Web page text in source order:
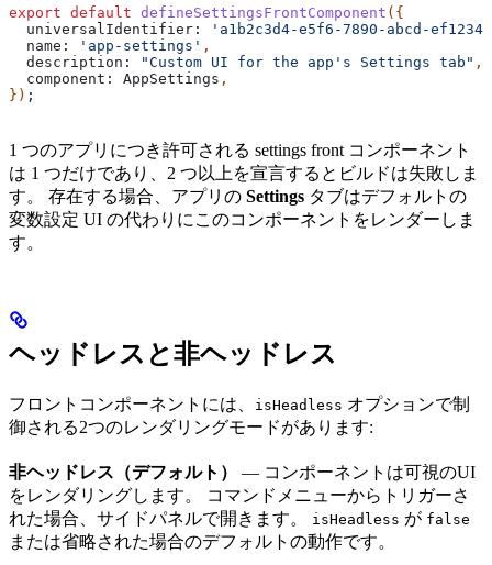
export default defineSettingsFrontComponent ({
  universalIdentifier:
'a1b2c3d4-e5f6-7890-abcd-
  name:
'app-settings' ,
  description:
"Custom UI for the app's Settings tab" ,
  component:
AppSettings ,
}) ;
1 つのアプリにつき許可される settings front コンポーネント
は 1 つだけであり、2 つ以上を宣言するとビルドは失敗しま
す。 存在する場合、アプリの Settings タブはデフォルトの
変数設定 UI の代わりにこのコンポーネントをレンダーしま
す。
ヘッドレスと非ヘッドレス
フロントコンポーネントには、 isHeadless オプションで制
御される2つのレンダリングモードがあります:
非ヘッドレス（デフォルト）
— コンポーネントは可視のUI
をレンダリングします。 コマンドメニューからトリガーさ
れた場合、サイドパネルで開きます。
isHeadless が false
または省略された場合のデフォルトの動作です。